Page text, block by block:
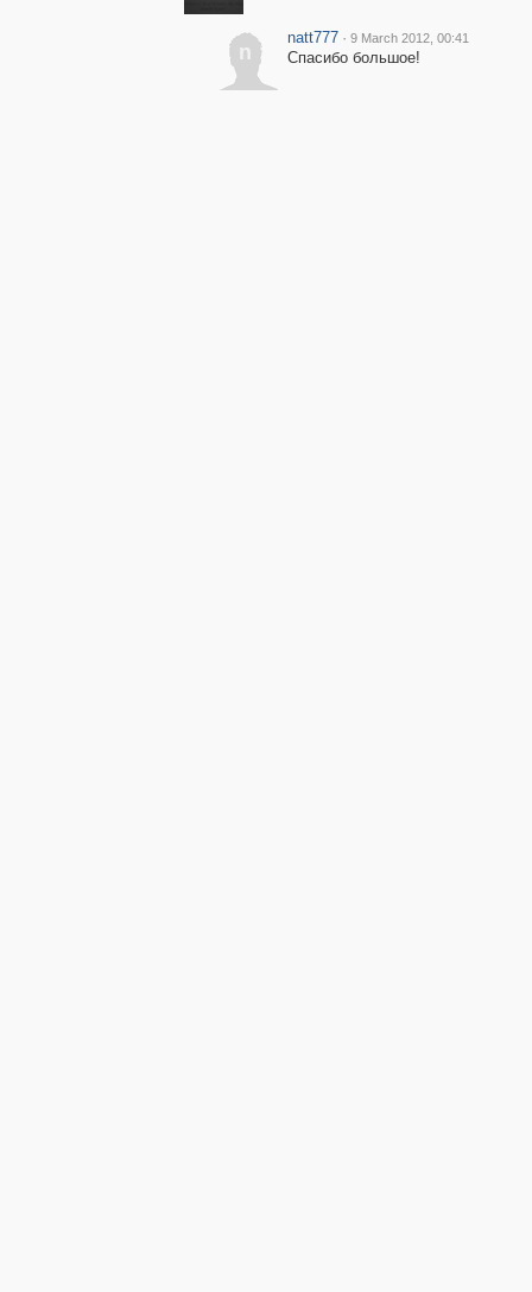
n
natt777 · 9 March 2012, 00:41
Спасибо большое!